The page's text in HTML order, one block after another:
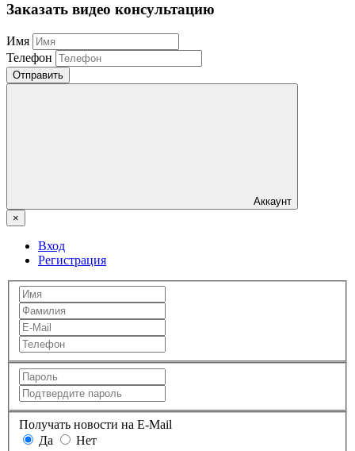
Заказать видео консультацию
Имя
Телефон
Отправить
Аккаунт
×
Вход
Регистрация
Получать новости на E-Mail
Да
Нет